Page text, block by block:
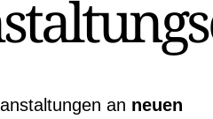
an neuen